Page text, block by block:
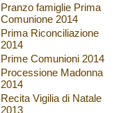
Pranzo famiglie Prima
Comunione 2014
Prima Riconciliazione
2014
Prime Comunioni 2014
Processione Madonna
2014
Recita Vigilia di Natale
2013